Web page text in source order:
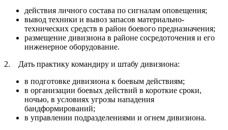
действия личного состава по сигналам оповещения;
вывод техники и вывоз запасов материально-
технических средств в район боевого предназначения;
размещение дивизиона в районе сосредоточения и его
инженерное оборудование.
2. Дать практику командиру и штабу дивизиона:
в подготовке дивизиона к боевым действиям;
в организации боевых действий в короткие сроки,
ночью, в условиях угрозы нападения
бандформирований;
в управлении подразделениями и огнем дивизиона.